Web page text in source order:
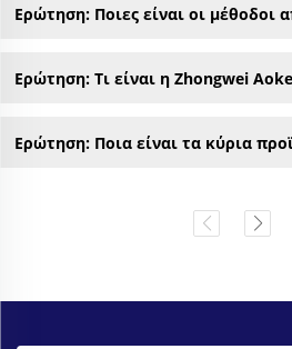
Ερώτηση: Ποιες είναι οι μέθοδοι
Ερώτηση: Τι είναι η Zhongwei
Ερώτηση: Ποια είναι τα κύρια